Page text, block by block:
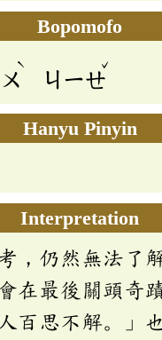
Bopomofo
ˋ
ㄐㄧㄝ
ˇ
Hanyu Pinyin
Interpretation
，仍然無法了
在最後關頭奇
百思不解。」